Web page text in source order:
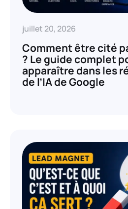
juillet 20, 2026
Comment être cité
? Le guide complet
apparaître dans les
de l’IA de Google